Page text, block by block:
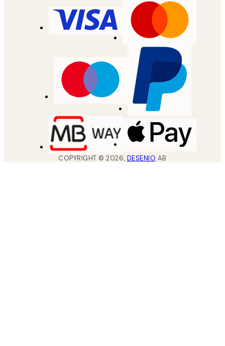
COPYRIGHT ©2026, DESENIO AB